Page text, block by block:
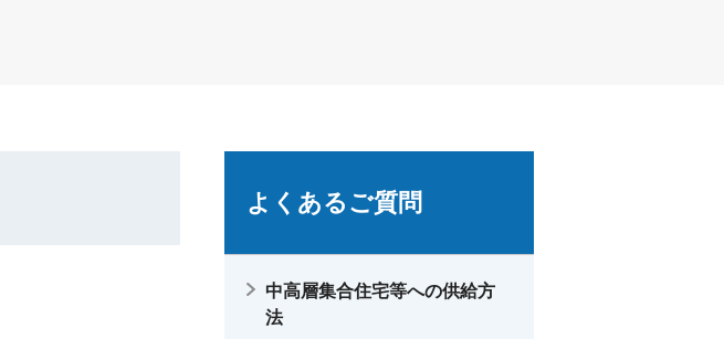
よくあるご質問
中高層集合住宅等への供給方
法